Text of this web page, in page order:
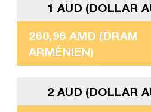
1 AUD (DOLLAR
260,96 AMD (DRAM
ARMÉNIEN)
2 AUD (DOLLAR